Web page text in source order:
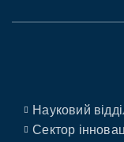
Науковий
Сектор